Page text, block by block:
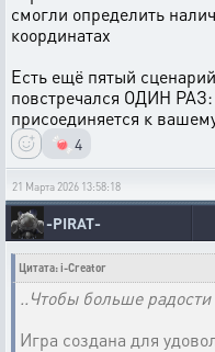
смогли определить
координатах
Есть ещё пятый
повстречался ОДИН РАЗ:
присоединяется к
🍬4
21 Марта 2026 13:58:18
-PIRAT-
Цитата: i-Creator
..Чтобы больше
Игра создана для